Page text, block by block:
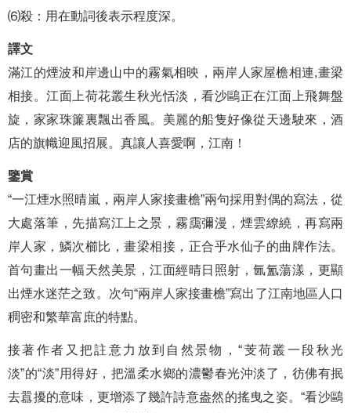
⑹殺：用在動詞後表示程度深。
譯文
滿江的煙波和岸邊山中的霧氣相映，兩岸人家屋檐相連,畫梁
相接。江面上荷花叢生秋光恬淡，看沙鷗正在江面上飛舞盤
旋，家家珠簾裏飄出香風。美麗的船隻好像從天邊駛來，酒
店的旗幟迎風招展。真讓人喜愛啊，江南！
鑒賞
“一江煙水照晴嵐，兩岸人家接畫檐”兩句採用對偶的寫法，從
大處落筆，先描寫江上之景，霧靄彌漫，煙雲繚繞，再寫兩
岸人家，鱗次櫛比，畫梁相接，正合乎水仙子的曲牌作法。
首句畫出一幅天然美景，江面經晴日照射，氤氳蕩漾，更顯
出煙水迷茫之致。次句“兩岸人家接畫檐”寫出了江南地區人口
稠密和繁華富庶的特點。
接著作者又把註意力放到自然景物，“芰荷叢一段秋光
淡”的“淡”用得好，把溫柔水鄉的濃鬱春光沖淡了，彷佛有抿
去囂擾的意味，更增添了幾許詩意盎然的搖曳之姿。“看沙鷗